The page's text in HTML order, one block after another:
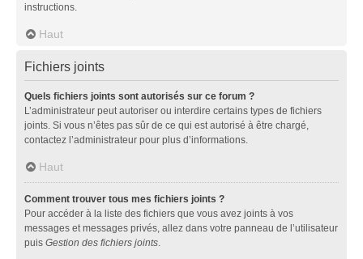
instructions.
Haut
Fichiers joints
Quels fichiers joints sont autorisés sur ce forum ?
L’administrateur peut autoriser ou interdire certains types de fichiers
joints. Si vous n’êtes pas sûr de ce qui est autorisé à être chargé,
contactez l’administrateur pour plus d’informations.
Haut
Comment trouver tous mes fichiers joints ?
Pour accéder à la liste des fichiers que vous avez joints à vos
messages et messages privés, allez dans votre panneau de l’utilisateur
puis Gestion des fichiers joints.